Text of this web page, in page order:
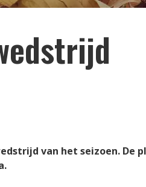
van het seizoen. De